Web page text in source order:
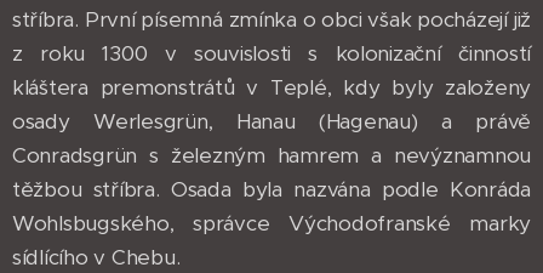
stříbra. První písemná zmínka o obci však pocházejí již
z roku 1300 v souvislosti s kolonizační činností
kláštera premonstrátů v Teplé, kdy byly založeny
osady Werlesgrün, Hanau (Hagenau) a právě
Conradsgrün s železným hamrem a nevýznamnou
těžbou stříbra. Osada byla nazvána podle Konráda
Wohlsbugského, správce Východofranské marky
sídlícího v Chebu.